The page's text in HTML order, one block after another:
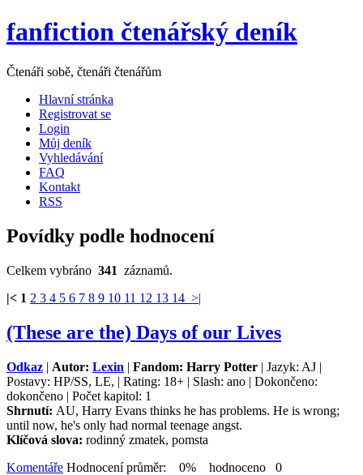
fanfiction čtenářský deník
Čtenáři sobě, čtenáři čtenářům
Hlavní stránka
Registrovat se
Login
Můj deník
Vyhledávání
FAQ
Kontakt
RSS
Povídky podle hodnocení
Celkem vybráno 341 záznamů.
|< 1 2 3 4 5 6 7 8 9 10 11 12 13 14 >|
(These are the) Days of our Lives
Odkaz | Autor: Lexin | Fandom: Harry Potter | Jazyk: AJ |
Postavy: HP/SS, LE, | Rating: 18+ | Slash: ano | Dokončeno:
dokončeno | Počet kapitol: 1
Shrnutí: AU, Harry Evans thinks he has problems. He is wrong;
until now, he's only had normal teenage angst.
Klíčová slova: rodinný zmatek, pomsta
Komentáře Hodnocení průměr: 0% hodnoceno 0